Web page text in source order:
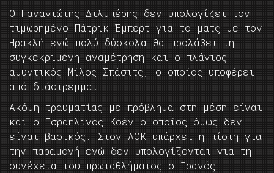
Ο Παναγιώτης Διλμπέρης δεν υπολογίζει τον
τιμωρημένο Πάτρικ Έμπερτ για το ματς με τον
Ηρακλή ενώ πολύ δύσκολα θα προλάβει τη
συγκεκριμένη αναμέτρηση και ο πλάγιος
αμυντικός Μίλος Σπάσιτς, ο οποίος υποφέρει
από διάστρεμμα.
Ακόμη τραυματίας με πρόβλημα στη μέση είναι
και ο Ισραηλινός Κοέν ο οποίος όμως δεν
είναι βασικός. Στον ΑΟΚ υπάρχει η πίστη για
την παραμονή ενώ δεν υπολογίζονται για τη
συνέχεια του πρωταθλήματος ο Ιρανός